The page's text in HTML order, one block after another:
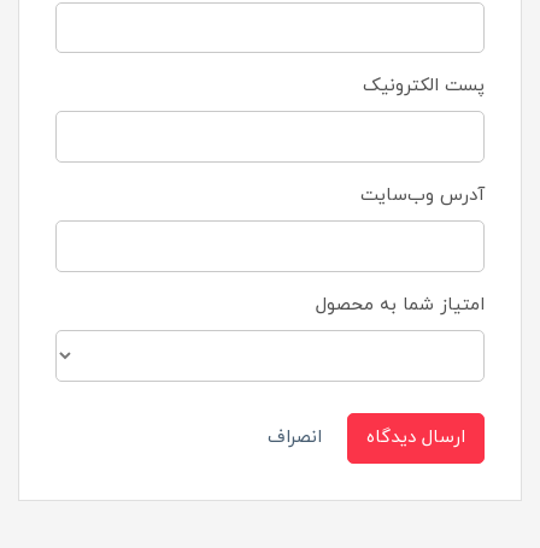
پست الکترونیک
آدرس وب‌سایت
امتیاز شما به محصول
ارسال دیدگاه انصراف